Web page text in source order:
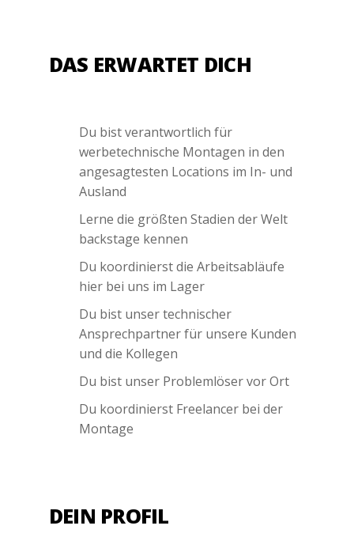
DAS ERWARTET DICH
Du bist verantwortlich für
werbetechnische Montagen in den
angesagtesten Locations im In- und
Ausland
Lerne die größten Stadien der Welt
backstage kennen
Du koordinierst die Arbeitsabläufe
hier bei uns im Lager
Du bist unser technischer
Ansprechpartner für unsere Kunden
und die Kollegen
Du bist unser Problemlöser vor Ort
Du koordinierst Freelancer bei der
Montage
DEIN PROFIL